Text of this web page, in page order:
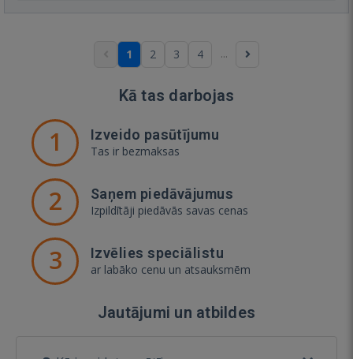
1 2 3 4 ...
Kā tas darbojas
1 Izveido pasūtījumu
Tas ir bezmaksas
2 Saņem piedāvājumus
Izpildītāji piedāvās savas cenas
3 Izvēlies speciālistu
ar labāko cenu un atsauksmēm
Jautājumi un atbildes